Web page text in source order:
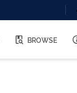
BROWSE